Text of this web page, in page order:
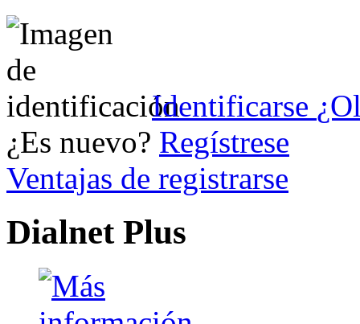
Identificarse
¿Es nuevo? Regístrese
Ventajas de registrarse
Dialnet Plus